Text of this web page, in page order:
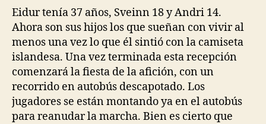
Eidur tenía 37 años, Sveinn 18 y Andri 14.
Ahora son sus hijos los que sueñan con vivir al
menos una vez lo que él sintió con la camiseta
islandesa. Una vez terminada esta recepción
comenzará la fiesta de la afición, con un
recorrido en autobús descapotado. Los
jugadores se están montando ya en el autobús
para reanudar la marcha. Bien es cierto que